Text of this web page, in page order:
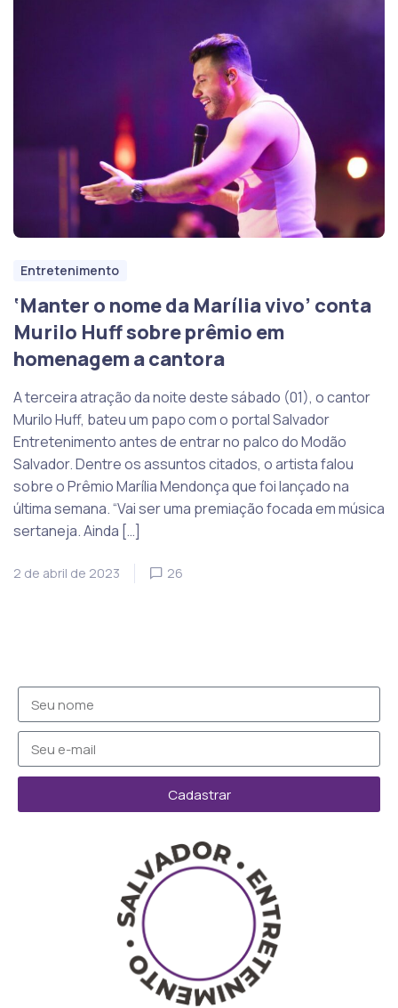
Entretenimento
‘Manter o nome da Marília vivo’ conta
Murilo Huff sobre prêmio em
homenagem a cantora
A terceira atração da noite deste sábado (01), o cantor
Murilo Huff, bateu um papo com o portal Salvador
Entretenimento antes de entrar no palco do Modão
Salvador. Dentre os assuntos citados, o artista falou
sobre o Prêmio Marília Mendonça que foi lançado na
última semana. “Vai ser uma premiação focada em música
sertaneja. Ainda […]
2 de abril de 2023 26
Cadastrar